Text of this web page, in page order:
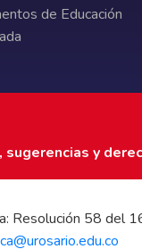
de Educación
y
Resolución 58